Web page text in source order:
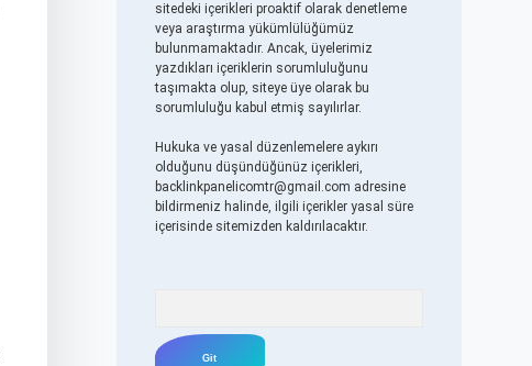
sitedeki içerikleri proaktif olarak denetleme
veya araştırma yükümlülüğümüz
bulunmamaktadır. Ancak, üyelerimiz
yazdıkları içeriklerin sorumluluğunu
taşımakta olup, siteye üye olarak bu
sorumluluğu kabul etmiş sayılırlar.
Hukuka ve yasal düzenlemelere aykırı
olduğunu düşündüğünüz içerikleri,
backlinkpanelicomtr@gmail.com adresine
bildirmeniz halinde, ilgili içerikler yasal süre
içerisinde sitemizden kaldırılacaktır.